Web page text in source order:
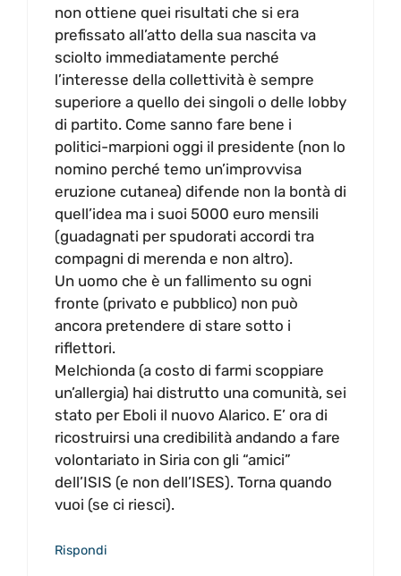
non ottiene quei risultati che si era
prefissato all’atto della sua nascita va
sciolto immediatamente perché
l’interesse della collettività è sempre
superiore a quello dei singoli o delle lobby
di partito. Come sanno fare bene i
politici-marpioni oggi il presidente (non lo
nomino perché temo un’improvvisa
eruzione cutanea) difende non la bontà di
quell’idea ma i suoi 5000 euro mensili
(guadagnati per spudorati accordi tra
compagni di merenda e non altro).
Un uomo che è un fallimento su ogni
fronte (privato e pubblico) non può
ancora pretendere di stare sotto i
riflettori.
Melchionda (a costo di farmi scoppiare
un’allergia) hai distrutto una comunità, sei
stato per Eboli il nuovo Alarico. E’ ora di
ricostruirsi una credibilità andando a fare
volontariato in Siria con gli “amici”
dell’ISIS (e non dell’ISES). Torna quando
vuoi (se ci riesci).
Rispondi